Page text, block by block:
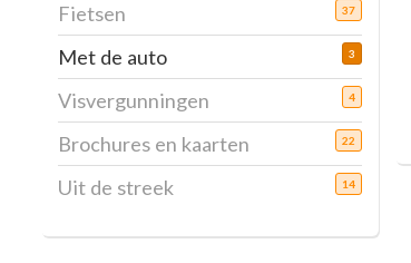
Fietsen 37
Met de auto 3
Visvergunningen 4
Brochures en kaarten 22
Uit de streek 14